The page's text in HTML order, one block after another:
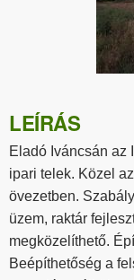
LEÍRÁS
Eladó Iváncsán az
ipari telek. Közel
övezetben.
üzem, raktár
megközelíthető.
Beépíthetőség a